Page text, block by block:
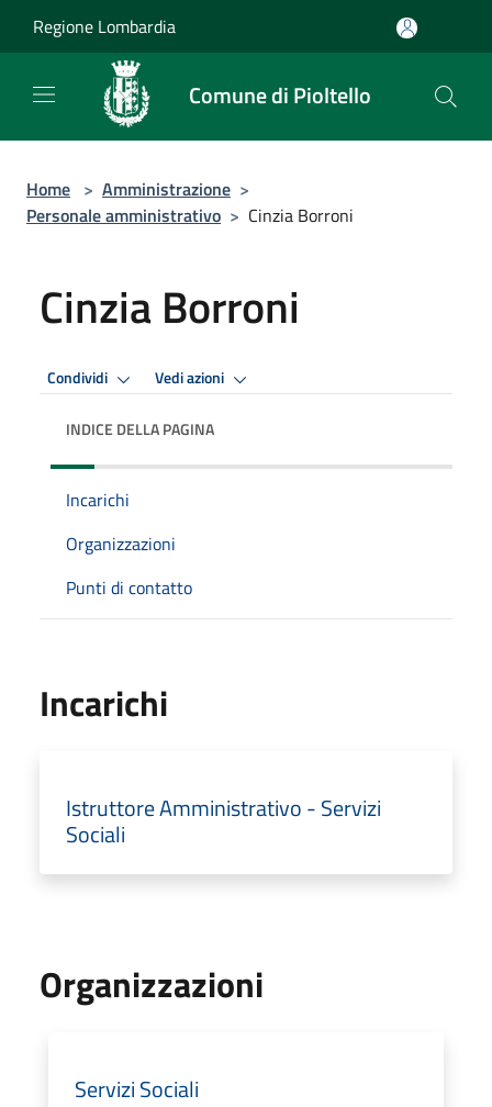
Regione Lombardia
Comune di Pioltello
Home > Amministrazione >
Personale amministrativo > Cinzia Borroni
Cinzia Borroni
Condividi Vedi azioni
INDICE DELLA PAGINA
Incarichi
Organizzazioni
Punti di contatto
Incarichi
Istruttore Amministrativo - Servizi
Sociali
Organizzazioni
Servizi Sociali